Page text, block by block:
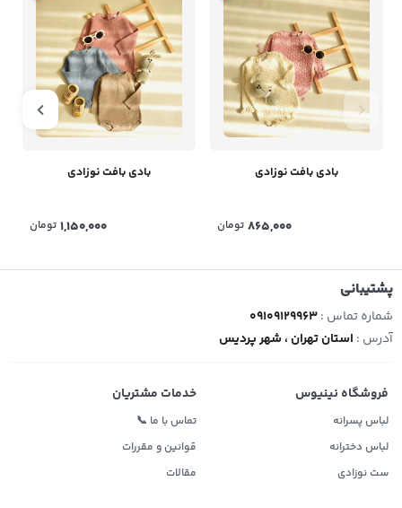
بادی بافت نوزادی
865,000 تومان
بادی بافت نوزادی
1,150,000 تومان
پشتیبانی
شماره تماس :09109129963
آدرس : استان تهران ، شهر پردیس
فروشگاه نینیوس
لباس پسرانه
لباس دخترانه
ست نوزادی
خدمات مشتریان
تماس با ما 📞
قوانین و مقررات
مقالات